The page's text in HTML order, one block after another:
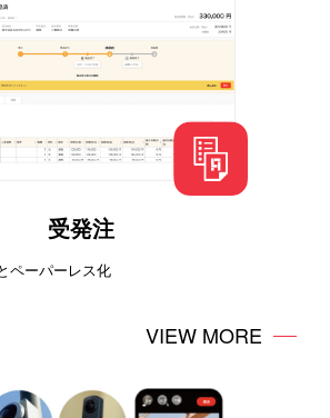
受発注
ペーパーレス化
VIEW MORE